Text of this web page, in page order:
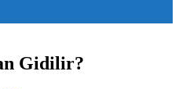
Gidilir?